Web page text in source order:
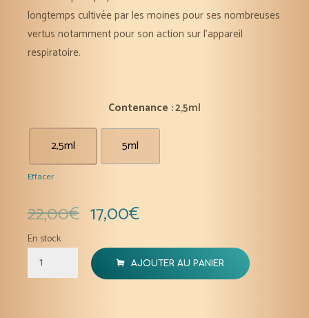
longtemps cultivée par les moines pour ses nombreuses
vertus notamment pour son action sur l’appareil
respiratoire.
Contenance : 2,5ml
2,5ml 5ml
Effacer
22,00€ 17,00€
En stock
quantité
de
AJOUTER AU PANIER